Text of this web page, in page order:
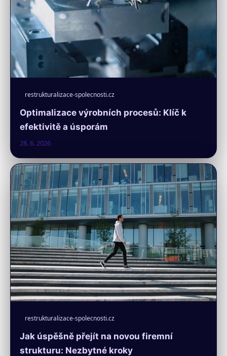
restrukturalizace-spolecnosti.cz
Optimalizace výrobních procesů: Klíč k
efektivitě a úsporám
28. 6. 2026
restrukturalizace-spolecnosti.cz
Jak úspěšně přejít na novou firemní
strukturu: Nezbytné kroky